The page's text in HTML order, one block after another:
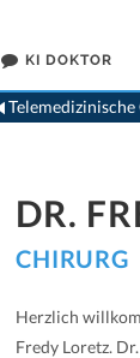
KI DOKTOR
DR.
CHIRURG
Herzlich
Fredy Loretz.